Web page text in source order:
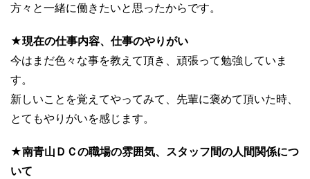
方々と一緒に働きたいと思ったからです。
★現在の仕事内容、仕事のやりがい
今はまだ色々な事を教えて頂き、頑張って勉強していま
す。
新しいことを覚えてやってみて、先輩に褒めて頂いた時、
とてもやりがいを感じます。
★南青山ＤＣの職場の雰囲気、スタッフ間の人間関係につ
いて